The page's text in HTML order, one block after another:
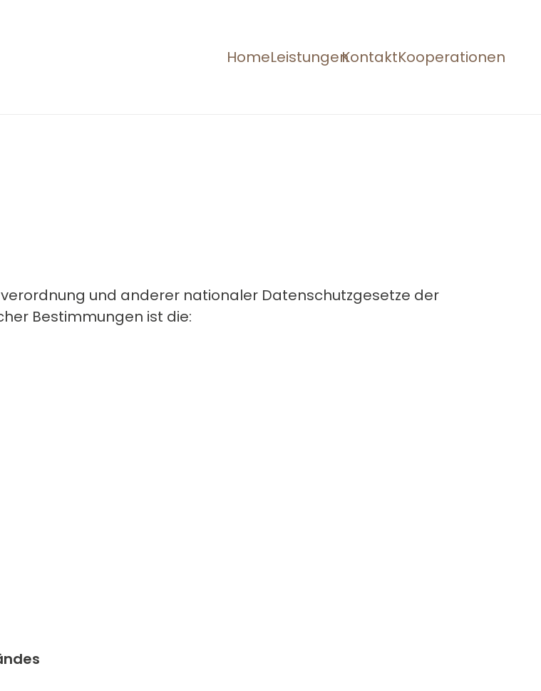
HomeLeistungenKontaktKooperationen
und anderer nationaler Datenschutzgesetze der
Bestimmungen ist die: